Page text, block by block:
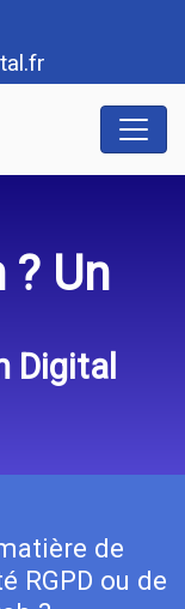
? Un
Digital
de
RGPD ou de